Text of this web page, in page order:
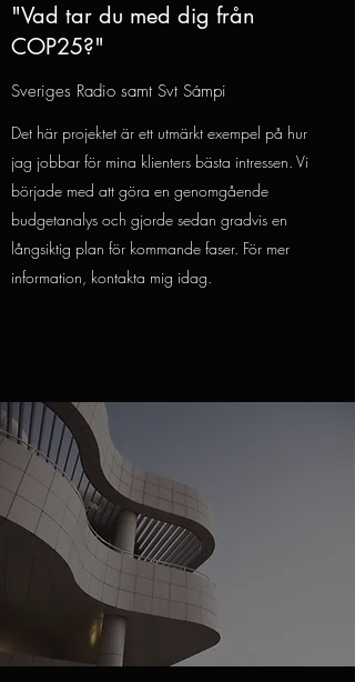
"Vad tar du med dig från
COP25?"
Sveriges Radio samt Svt Sámpi
Det här projektet är ett utmärkt exempel på hur
jag jobbar för mina klienters bästa intressen. Vi
började med att göra en genomgående
budgetanalys och gjorde sedan gradvis en
långsiktig plan för kommande faser. För mer
information, kontakta mig idag.